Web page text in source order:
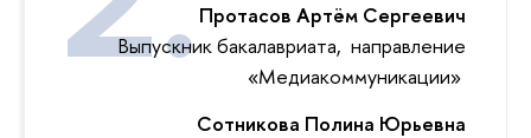
Протасов Артём Сергеевич
Выпускник бакалавриата, направление
«Медиакоммуникации»‎
Сотникова Полина Юрьевна